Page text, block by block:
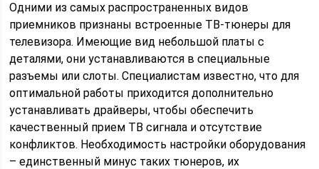
Одними из самых распространенных видов
приемников признаны встроенные ТВ-тюнеры для
телевизора. Имеющие вид небольшой платы с
деталями, они устанавливаются в специальные
разъемы или слоты. Специалистам известно, что для
оптимальной работы приходится дополнительно
устанавливать драйверы, чтобы обеспечить
качественный прием ТВ сигнала и отсутствие
конфликтов. Необходимость настройки оборудования
– единственный минус таких тюнеров, их